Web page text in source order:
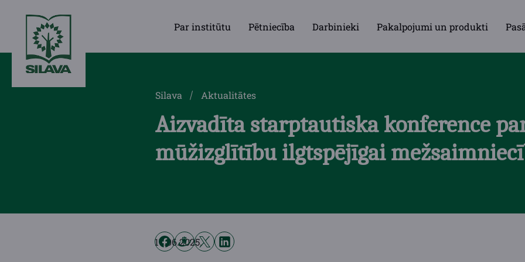
Par institūtu Pētniecība Darbinieki Pakalpojumi un produkti
Silava Aktualitātes
Aizvadīta starptautiska konference
mūžizglītību ilgtspējīgai
17.06.2025.